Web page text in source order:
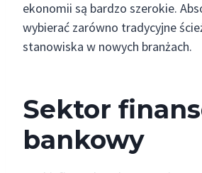
ekonomii są bardzo szerokie.
wybierać zarówno tradycyjne
stanowiska w nowych branżach.
Sektor
bankowy